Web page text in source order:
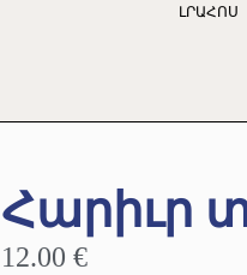
ԼՐԱՀՈՍ
Հարիւր
12.00 €